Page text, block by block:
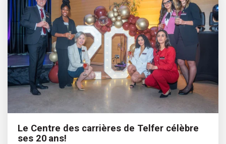
Le Centre des carrières de Telfer célèbre
ses 20 ans!